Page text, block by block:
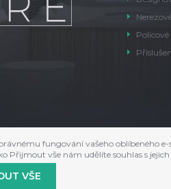
Policové
fungování vašeho oblíbeného
Přijmout vše nám udělíte souhlas s
VŠE